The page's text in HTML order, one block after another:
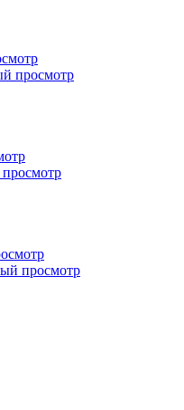
просмотр
просмотр